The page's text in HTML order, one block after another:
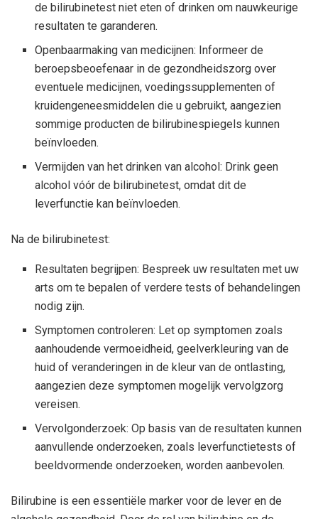
de bilirubinetest niet eten of drinken om nauwkeurige
resultaten te garanderen.
Openbaarmaking van medicijnen: Informeer de
beroepsbeoefenaar in de gezondheidszorg over
eventuele medicijnen, voedingssupplementen of
kruidengeneesmiddelen die u gebruikt, aangezien
sommige producten de bilirubinespiegels kunnen
beïnvloeden.
Vermijden van het drinken van alcohol: Drink geen
alcohol vóór de bilirubinetest, omdat dit de
leverfunctie kan beïnvloeden.
Na de bilirubinetest:
Resultaten begrijpen: Bespreek uw resultaten met uw
arts om te bepalen of verdere tests of behandelingen
nodig zijn.
Symptomen controleren: Let op symptomen zoals
aanhoudende vermoeidheid, geelverkleuring van de
huid of veranderingen in de kleur van de ontlasting,
aangezien deze symptomen mogelijk vervolgzorg
vereisen.
Vervolgonderzoek: Op basis van de resultaten kunnen
aanvullende onderzoeken, zoals leverfunctietests of
beeldvormende onderzoeken, worden aanbevolen.
Bilirubine is een essentiële marker voor de lever en de